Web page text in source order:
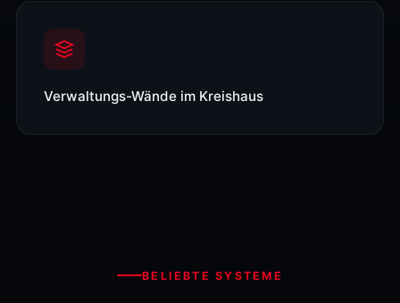
Verwaltungs-Wände im Kreishaus
BELIEBTE SYSTEME